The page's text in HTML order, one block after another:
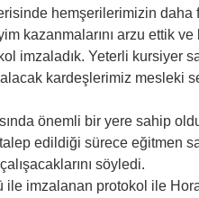
hemşerilerimizin daha
kazanmalarını arzu ettik
Yeterli kursiyer
kardeşlerimiz mesleki
önemli bir yere sahip
edildiği sürece eğitmen
söyledi.
imzalanan protokol ile